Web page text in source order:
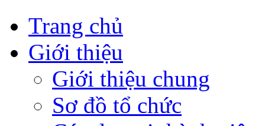
Trang chủ
Giới thiệu
Giới thiệu chung
Sơ đồ tổ chức